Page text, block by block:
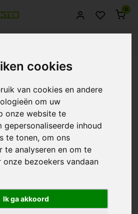
cookies
van cookies en andere
om uw
onze website te
gepersonaliseerde inhoud
te tonen, om ons
te analyseren en om te
onze bezoekers vandaan
Ik ga akkoord
0
Compare